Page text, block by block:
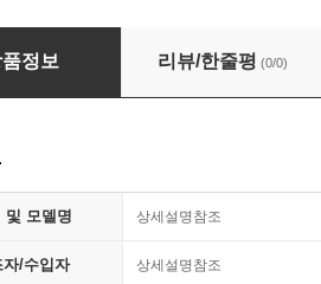
돌 마스터 반프레스토 치비구루미
정보 리뷰/한줄평 (0/0)
및 모델명 상세설명참조
자/수입자 상세설명참조